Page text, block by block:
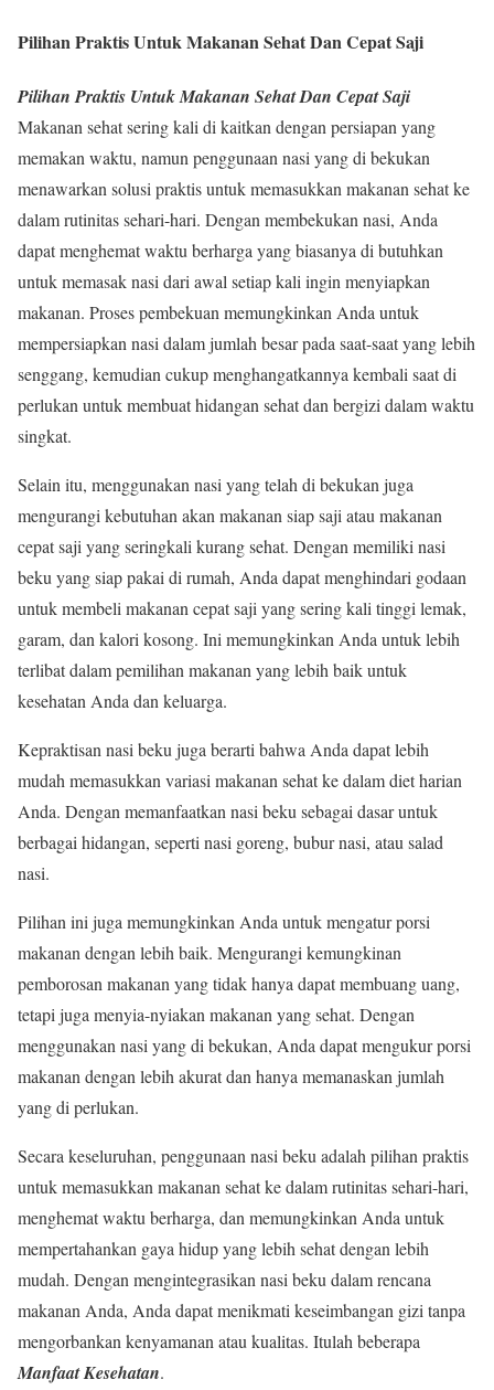
Pilihan Praktis Untuk Makanan Sehat Dan Cepat Saji
Pilihan Praktis Untuk Makanan Sehat Dan Cepat Saji
Makanan sehat sering kali di kaitkan dengan persiapan yang
memakan waktu, namun penggunaan nasi yang di bekukan
menawarkan solusi praktis untuk memasukkan makanan sehat ke
dalam rutinitas sehari-hari. Dengan membekukan nasi, Anda
dapat menghemat waktu berharga yang biasanya di butuhkan
untuk memasak nasi dari awal setiap kali ingin menyiapkan
makanan. Proses pembekuan memungkinkan Anda untuk
mempersiapkan nasi dalam jumlah besar pada saat-saat yang lebih
senggang, kemudian cukup menghangatkannya kembali saat di
perlukan untuk membuat hidangan sehat dan bergizi dalam waktu
singkat.
Selain itu, menggunakan nasi yang telah di bekukan juga
mengurangi kebutuhan akan makanan siap saji atau makanan
cepat saji yang seringkali kurang sehat. Dengan memiliki nasi
beku yang siap pakai di rumah, Anda dapat menghindari godaan
untuk membeli makanan cepat saji yang sering kali tinggi lemak,
garam, dan kalori kosong. Ini memungkinkan Anda untuk lebih
terlibat dalam pemilihan makanan yang lebih baik untuk
kesehatan Anda dan keluarga.
Kepraktisan nasi beku juga berarti bahwa Anda dapat lebih
mudah memasukkan variasi makanan sehat ke dalam diet harian
Anda. Dengan memanfaatkan nasi beku sebagai dasar untuk
berbagai hidangan, seperti nasi goreng, bubur nasi, atau salad
nasi.
Pilihan ini juga memungkinkan Anda untuk mengatur porsi
makanan dengan lebih baik. Mengurangi kemungkinan
pemborosan makanan yang tidak hanya dapat membuang uang,
tetapi juga menyia-nyiakan makanan yang sehat. Dengan
menggunakan nasi yang di bekukan, Anda dapat mengukur porsi
makanan dengan lebih akurat dan hanya memanaskan jumlah
yang di perlukan.
Secara keseluruhan, penggunaan nasi beku adalah pilihan praktis
untuk memasukkan makanan sehat ke dalam rutinitas sehari-hari,
menghemat waktu berharga, dan memungkinkan Anda untuk
mempertahankan gaya hidup yang lebih sehat dengan lebih
mudah. Dengan mengintegrasikan nasi beku dalam rencana
makanan Anda, Anda dapat menikmati keseimbangan gizi tanpa
mengorbankan kenyamanan atau kualitas. Itulah beberapa
Manfaat Kesehatan.